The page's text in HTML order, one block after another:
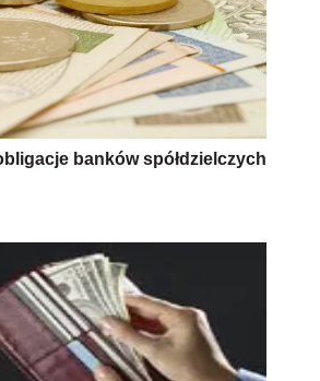
banków spółdzielczych